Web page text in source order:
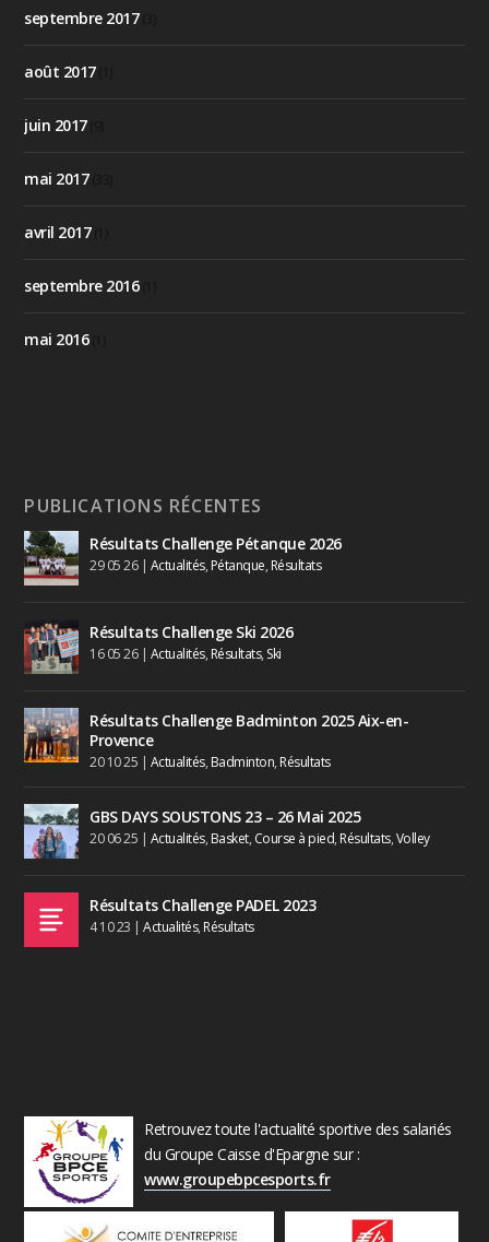
septembre 2017(3)
août 2017(1)
juin 2017(9)
mai 2017(33)
avril 2017(1)
septembre 2016(1)
mai 2016(1)
PUBLICATIONS RÉCENTES
Résultats Challenge Pétanque 2026
29 05 26| Actualités, Pétanque, Résultats
Résultats Challenge Ski 2026
16 05 26| Actualités, Résultats, Ski
Résultats Challenge Badminton 2025 Aix-en-
Provence
20 10 25 | Actualités, Badminton, Résultats
GBS DAYS SOUSTONS 23 – 26 Mai 2025
20 06 25 | Actualités, Basket, Course à pied, Résultats,Volley
Résultats Challenge PADEL 2023
4 10 23 |Actualités, Résultats
Retrouvez toute l'actualité sportive des salariés
du Groupe Caisse d'Epargne sur :
www.groupebpcesports.fr